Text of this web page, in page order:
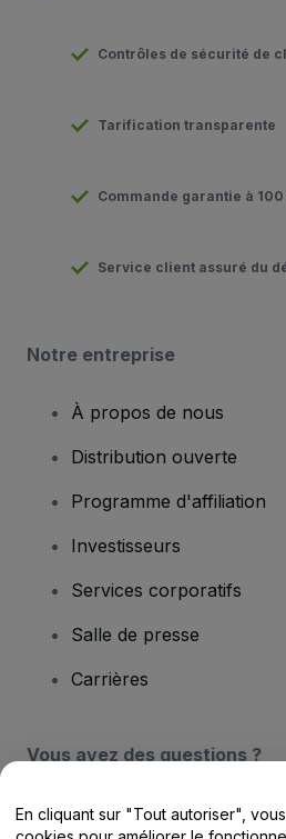
Contrôles de sécurité de
Tarification transparente
Commande garantie à 100
Service client assuré du
Notre entreprise
À propos de nous
Distribution ouverte
Programme d'affiliation
Investisseurs
Services corporatifs
Salle de presse
Carrières
Vous avez des questions ?
Centre d'assistance /
En cliquant sur "Tout autoriser",